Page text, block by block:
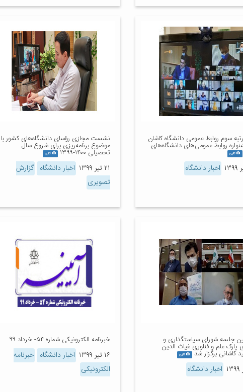
سوم روابط عمومی دانشگاه کاشان
روابط عمومی‌های دانشگاه‌های
گالری
اخبار دانشگاه
نشست مجازی رؤسای دانشگاه‌های کشور با
موضوع برنامه‌ریزی برای شروع سال
تحصیلی ۱۴۰۰-۱۳۹۹ گالری
۲۱ تیر ۱۳۹۹ اخبار دانشگاه گزارش
تصویری
جلسه شورای سیاستگذاری و
پارک علم و فناوری غیاث الدین
کاشانی برگزار شد گالری
اخبار دانشگاه
خبرنامه الکترونیکی شماره ۵۴- خرداد ۹۹
۱۶ تیر ۱۳۹۹ اخبار دانشگاه خبرنامه
الکترونیکی